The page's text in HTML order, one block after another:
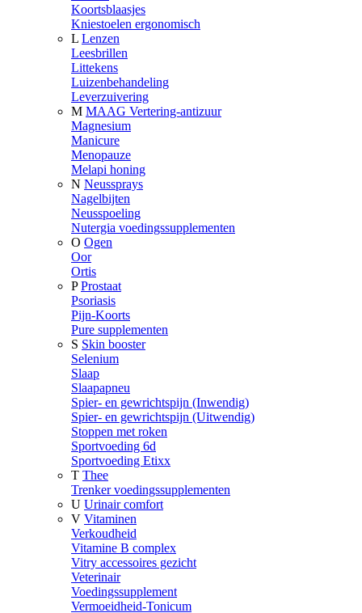
Koortsblaasjes
Kniestoelen ergonomisch
L Lenzen
Leesbrillen
Littekens
Luizenbehandeling
Leverzuivering
M MAAG Vertering-antizuur
Magnesium
Manicure
Menopauze
Melapi honing
N Neussprays
Nagelbijten
Neusspoeling
Nutergia voedingssupplementen
O Ogen
Oor
Ortis
P Prostaat
Psoriasis
Pijn-Koorts
Pure supplementen
S Skin booster
Selenium
Slaap
Slaapapneu
Spier- en gewrichtspijn (Inwendig)
Spier- en gewrichtspijn (Uitwendig)
Stoppen met roken
Sportvoeding 6d
Sportvoeding Etixx
T Thee
Trenker voedingssupplementen
U Urinair comfort
V Vitaminen
Verkoudheid
Vitamine B complex
Vitry accessoires gezicht
Veterinair
Voedingssupplement
Vermoeidheid-Tonicum